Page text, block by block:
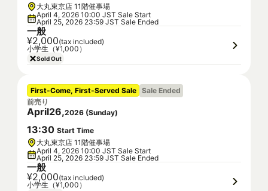
大丸東京店 11階催事場
April 4, 2026 10:00 JST Sale Start
April 25, 2026 23:59 JST Sale Ended
一般
¥2,000(tax included)
小学生（¥1,000）
Sold Out
First-Come, First-Served Sale Sale Ended
前売り
April26,2026 (Sunday)
13:30 Start Time
大丸東京店 11階催事場
April 4, 2026 10:00 JST Sale Start
April 25, 2026 23:59 JST Sale Ended
一般
¥2,000(tax included)
小学生（¥1,000）